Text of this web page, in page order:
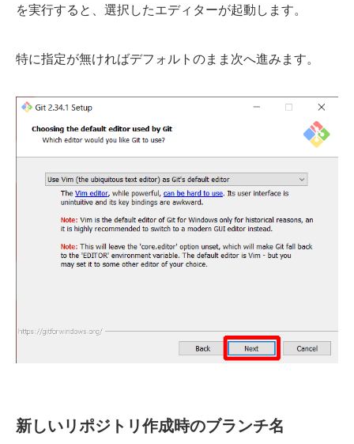
を実行すると、選択したエディターが起動します。
特に指定が無ければデフォルトのまま次へ進みます。
新しいリポジトリ作成時のブランチ名